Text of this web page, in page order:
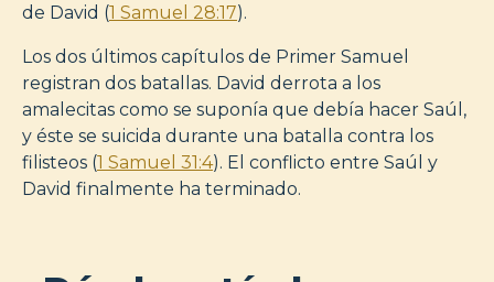
de David (1 Samuel 28:17).
Los dos últimos capítulos de Primer Samuel
registran dos batallas. David derrota a los
amalecitas como se suponía que debía hacer Saúl,
y éste se suicida durante una batalla contra los
filisteos (1 Samuel 31:4). El conflicto entre Saúl y
David finalmente ha terminado.